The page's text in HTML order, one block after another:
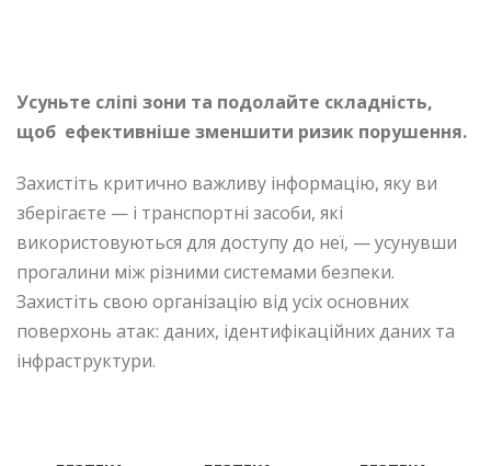
Усуньте сліпі зони та подолайте складність,
щоб ефективніше зменшити ризик порушення.
Захистіть критично важливу інформацію, яку ви
зберігаєте — і транспортні засоби, які
використовуються для доступу до неї, —усунувши
прогалини між різними системами безпеки.
Захистіть свою організацію від усіх основних
поверхонь атак: даних, ідентифікаційних даних та
інфраструктури.